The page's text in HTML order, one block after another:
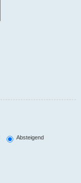
Absteigend